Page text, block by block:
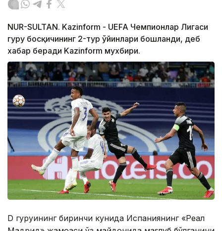
NUR-SULTAN. Kazinform - UEFA Чемпионлар Лигаси
гуруҳ босқичининг 2-тур ўйинлари бошланди, деб
хабар беради Kazinform мухбири.
D гуруҳининг биринчи кунида Испаниянинг «Реал